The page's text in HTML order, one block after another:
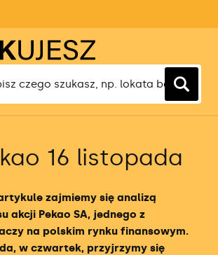
16 listopada
zajmiemy się analizą
akcji Pekao SA, jednego z
na polskim rynku finansowym.
w czwartek, przyjrzymy się
1 Miesięcznych
3 Miesięcznych
12 Miesięcznych
Hipotecznych
Gotówkowych
Gotówkowych
Młodych
Kont
Księgowych
Płatniczych
Cichego
OC
AC
Na Życie